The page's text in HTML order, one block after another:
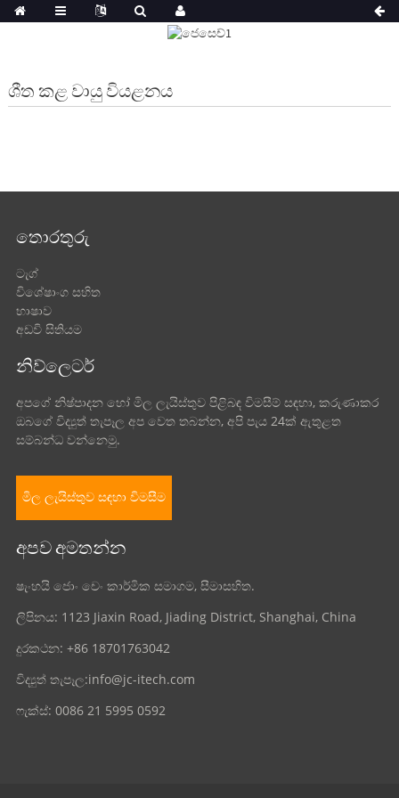
ශීත කළ වායු වියළනය
තොරතුරු
ටැග්
විශේෂාංග සහිත
භාෂාව
අඩවි සිතියම
නිව්ලෙටර්
අපගේ නිෂ්පාදන හෝ මිල ලැයිස්තුව පිළිබඳ විමසීම් සඳහා, කරුණාකර
ඔබගේ විද්‍යුත් තැපෑල අප වෙත තබන්න, අපි පැය 24ක් ඇතුළත
සම්බන්ධ වන්නෙමු.
මිල ලැයිස්තුව සඳහා විමසීම
අපව අමතන්න
ෂැංහයි ජොං චෙං කාර්මික සමාගම, සීමාසහිත.
ලිපිනය: 1123 Jiaxin Road, Jiading District, Shanghai, China
දුරකථන: +86 18701763042
විද්‍යුත් තැපෑල:info@jc-itech.com
ෆැක්ස්: 0086 21 5995 0592